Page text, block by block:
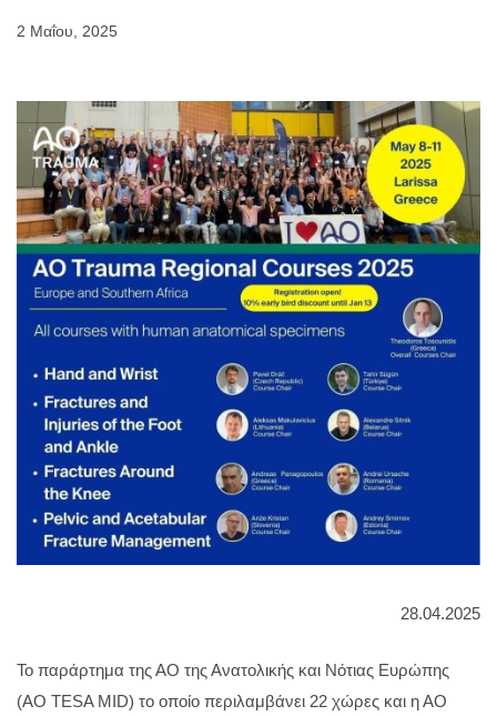
2 Μαΐου, 2025
28.04.2025
Το παράρτημα της ΑΟ της Ανατολικής και Νότιας Ευρώπης
(ΑΟ TESA MID) το οποίο περιλαμβάνει 22 χώρες και η ΑΟ